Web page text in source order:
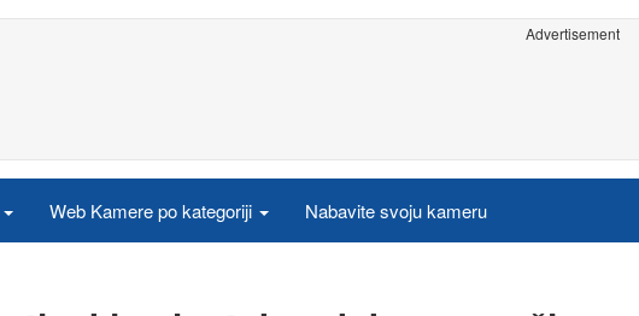
Advertisement
Web Kamere po kategoriji Nabavite svoju kameru